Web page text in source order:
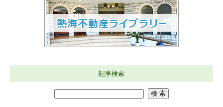
記事検索